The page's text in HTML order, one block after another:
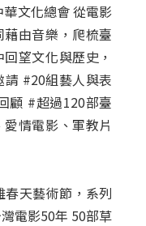
文化總會 從電影
由音樂，爬梳臺
望文化與歷史，
#20組藝人與表
顧 #超過120部臺
情電影、軍教片
天藝術節，系列
電影50年 50部草